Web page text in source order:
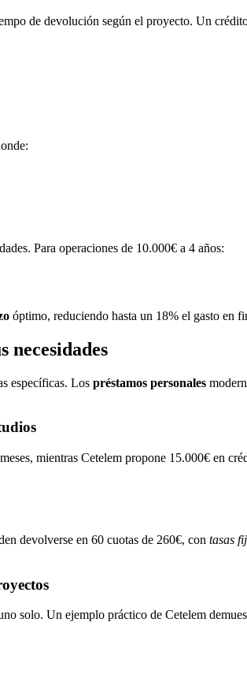
de devolución según el proyecto. Un
Para operaciones de 10.000€ a 4 años:
óptimo, reduciendo hasta un 18% el gasto en
necesidades
específicas. Los préstamos personales
mientras Cetelem propone 15.000€ en
devolverse en 60 cuotas de 260€, con tasas
solo. Un ejemplo práctico de Cetelem